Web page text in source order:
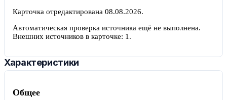
Карточка отредактирована 08.08.2026.
Автоматическая проверка источника ещё не выполнена.
Внешних источников в карточке: 1 .
Характеристики
Общее